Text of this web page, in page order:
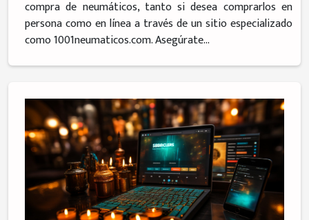
compra de neumáticos, tanto si desea comprarlos en
persona como en línea a través de un sitio especializado
como 1001neumaticos.com. Asegúrate...